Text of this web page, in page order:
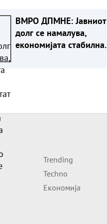
ВМРО ДПМНЕ: Јавниот
долг се намалува,
економијата стабилна
Trending
Techno
Економија